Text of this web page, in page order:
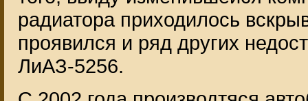
радиатора приходилось
проявился и ряд других
ЛиАЗ-5256.